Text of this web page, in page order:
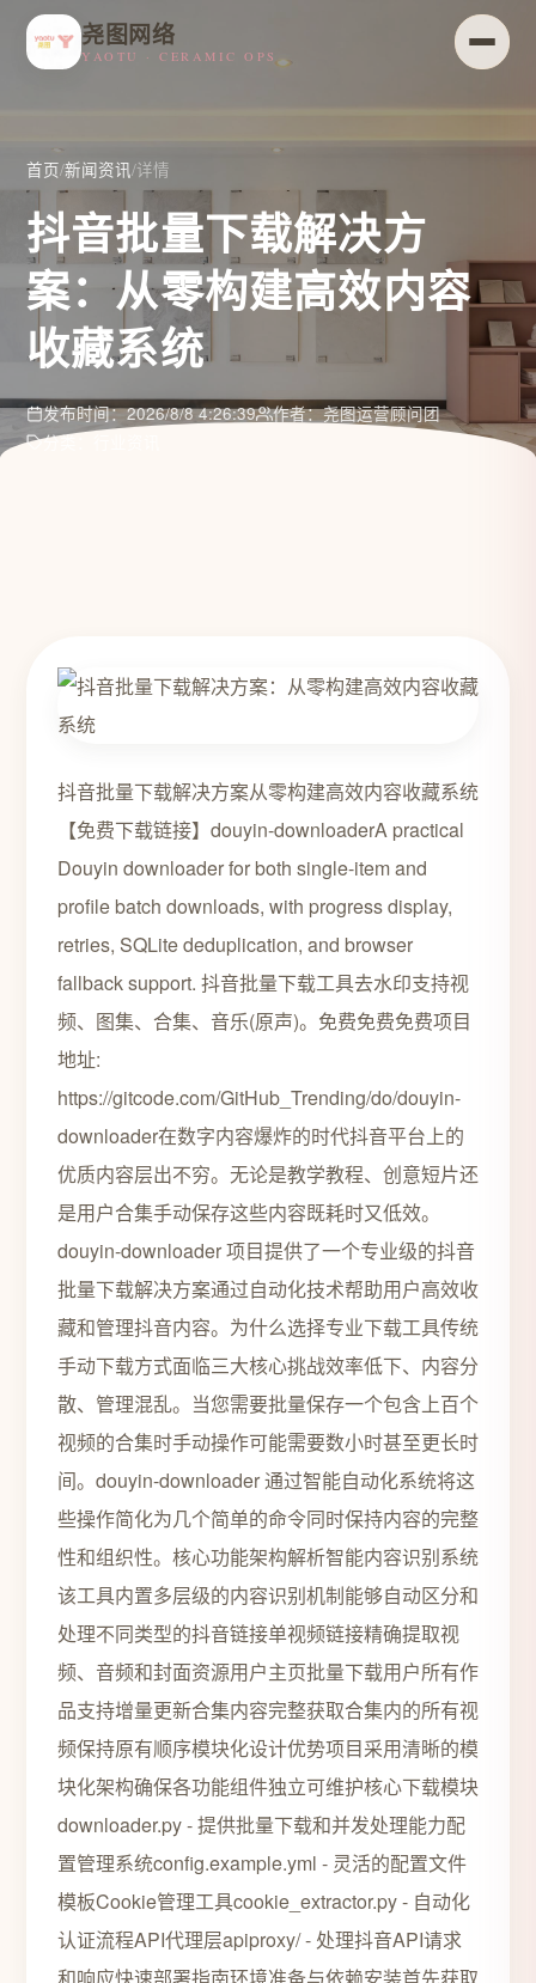
尧图网络
YAOTU · CERAMIC OPS
首页/新闻资讯/详情
抖音批量下载解决方
案：从零构建高效内容
收藏系统
发布时间：2026/8/8 4:26:39
作者：尧图运营顾问团
分类：行业资讯
抖音批量下载解决方案从零构建高效内容收藏系统
【免费下载链接】douyin-downloaderA practical
Douyin downloader for both single-item and
profile batch downloads, with progress display,
retries, SQLite deduplication, and browser
fallback support. 抖音批量下载工具去水印支持视
频、图集、合集、音乐(原声)。免费免费免费项目
地址:
https://gitcode.com/GitHub_Trending/do/douyin-
downloader在数字内容爆炸的时代抖音平台上的
优质内容层出不穷。无论是教学教程、创意短片还
是用户合集手动保存这些内容既耗时又低效。
douyin-downloader 项目提供了一个专业级的抖音
批量下载解决方案通过自动化技术帮助用户高效收
藏和管理抖音内容。为什么选择专业下载工具传统
手动下载方式面临三大核心挑战效率低下、内容分
散、管理混乱。当您需要批量保存一个包含上百个
视频的合集时手动操作可能需要数小时甚至更长时
间。douyin-downloader 通过智能自动化系统将这
些操作简化为几个简单的命令同时保持内容的完整
性和组织性。核心功能架构解析智能内容识别系统
该工具内置多层级的内容识别机制能够自动区分和
处理不同类型的抖音链接单视频链接精确提取视
频、音频和封面资源用户主页批量下载用户所有作
品支持增量更新合集内容完整获取合集内的所有视
频保持原有顺序模块化设计优势项目采用清晰的模
块化架构确保各功能组件独立可维护核心下载模块
downloader.py - 提供批量下载和并发处理能力配
置管理系统config.example.yml - 灵活的配置文件
模板Cookie管理工具cookie_extractor.py - 自动化
认证流程API代理层apiproxy/ - 处理抖音API请求